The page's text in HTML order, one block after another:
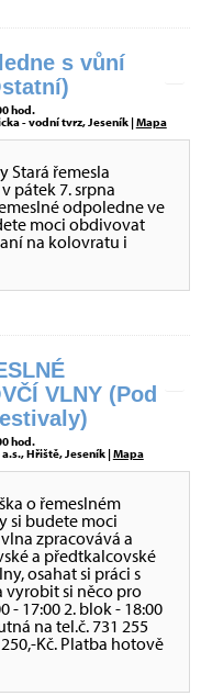
s vůní
hod.
- vodní tvrz, Jeseník |Mapa
Stará řemesla
pátek 7. srpna
odpoledne ve
moci obdivovat
na kolovratu i
VLNY (Pod
hod.
Hřiště, Jeseník |Mapa
o řemeslném
si budete moci
zpracovává a
a předtkalcovské
osahat si práci s
vyrobit si něco pro
- 17:00 2. blok - 18:00
na tel.č. 731 255
Kč. Platba hotově